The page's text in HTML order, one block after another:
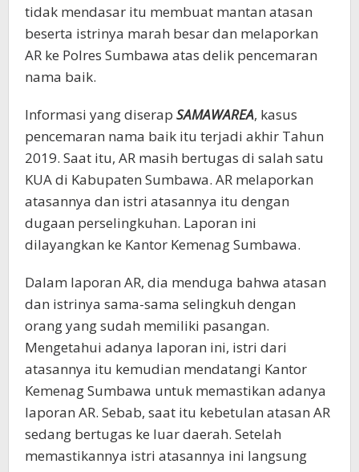
tidak mendasar itu membuat mantan atasan
beserta istrinya marah besar dan melaporkan
AR ke Polres Sumbawa atas delik pencemaran
nama baik.
Informasi yang diserap SAMAWAREA, kasus
pencemaran nama baik itu terjadi akhir Tahun
2019. Saat itu, AR masih bertugas di salah satu
KUA di Kabupaten Sumbawa. AR melaporkan
atasannya dan istri atasannya itu dengan
dugaan perselingkuhan. Laporan ini
dilayangkan ke Kantor Kemenag Sumbawa.
Dalam laporan AR, dia menduga bahwa atasan
dan istrinya sama-sama selingkuh dengan
orang yang sudah memiliki pasangan.
Mengetahui adanya laporan ini, istri dari
atasannya itu kemudian mendatangi Kantor
Kemenag Sumbawa untuk memastikan adanya
laporan AR. Sebab, saat itu kebetulan atasan AR
sedang bertugas ke luar daerah. Setelah
memastikannya istri atasannya ini langsung